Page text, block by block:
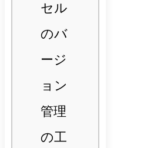
セル
のバ
ージ
ョン
管理
の工